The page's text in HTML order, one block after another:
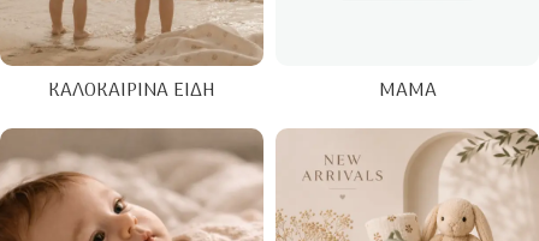
ΚΑΛΟΚΑΙΡΙΝΑ ΕΊΔΗ ΜΑΜΆ